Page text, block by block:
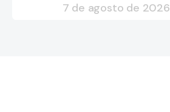
7 de agosto de 2026